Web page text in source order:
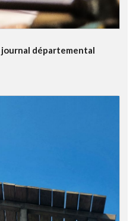
départemental